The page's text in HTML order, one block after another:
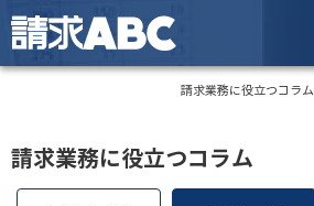
請求業務に役立つコラム
請求業務に役立つコラム